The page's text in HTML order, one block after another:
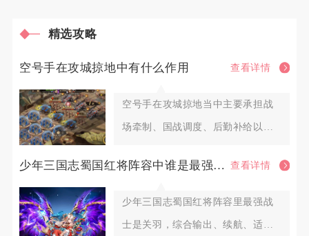
精选攻略
空号手在攻城掠地中有什么作用 查看详情
空号手在攻城掠地当中主要承担战
场牵制、国战调度、后勤补给以及
少年三国志蜀国红将阵容中谁是最强的战士 查看详情
少年三国志蜀国红将阵容里最强战
士是关羽，综合输出、续航、适配